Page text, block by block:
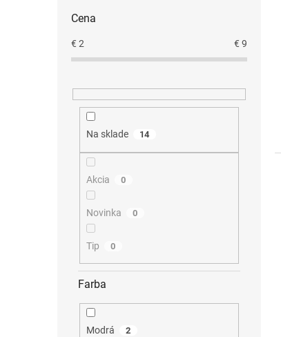
Cena
€ 2 € 9
Na sklade 14
Akcia 0
Novinka 0
Tip 0
Farba
Modrá 2